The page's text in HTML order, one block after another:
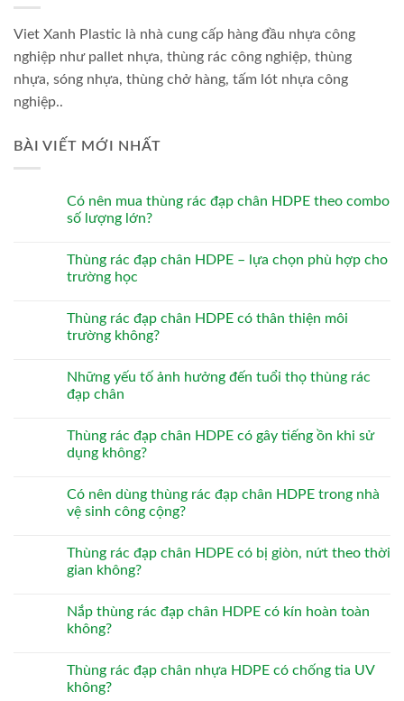
Viet Xanh Plastic là nhà cung cấp hàng đầu nhựa công
nghiệp như pallet nhựa, thùng rác công nghiệp, thùng
nhựa, sóng nhựa, thùng chở hàng, tấm lót nhựa công
nghiệp..
BÀI VIẾT MỚI NHẤT
Có nên mua thùng rác đạp chân HDPE theo combo
số lượng lớn?
Thùng rác đạp chân HDPE – lựa chọn phù hợp cho
trường học
Thùng rác đạp chân HDPE có thân thiện môi
trường không?
Những yếu tố ảnh hưởng đến tuổi thọ thùng rác
đạp chân
Thùng rác đạp chân HDPE có gây tiếng ồn khi sử
dụng không?
Có nên dùng thùng rác đạp chân HDPE trong nhà
vệ sinh công cộng?
Thùng rác đạp chân HDPE có bị giòn, nứt theo thời
gian không?
Nắp thùng rác đạp chân HDPE có kín hoàn toàn
không?
Thùng rác đạp chân nhựa HDPE có chống tia UV
không?